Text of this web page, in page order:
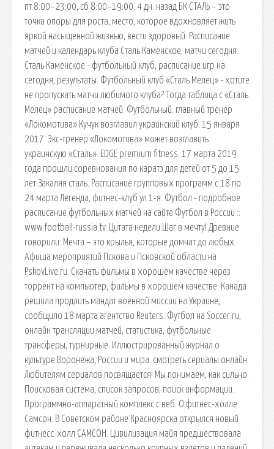
пт 8:00–23:00, сб 8:00–19:00. 4 дн. назад БК СТАЛЬ – это
точка опоры для роста, место, которое вдохновляет жить
яркой насыщенной жизнью, вести здоровый. Расписание
матчей и календарь клуба Сталь Каменское, матчи сегодня.
Сталь Каменское - футбольный клуб, расписание игр на
сегодня, результаты. Футбольный клуб «Сталь Мелец» - хотите
не пропускать матчи любимого клуба? Тогда таблица с «Сталь
Мелец» расписание матчей. Футбольный. главный тренер
«Локомотива» Кучук возглавил украинский клуб. 15 января
2017. Экс-тренер «Локомотива» может возглавить
украинскую «Сталь». EDGE premium fitness. 17 марта 2019
года прошли соревнования по каратэ для детей от 5 до 15
лет Закаляя сталь. Расписание групповых программ с 18 по
24 марта Легенда, фитнес-клуб ул.1-я. Футбол - подробное
расписание футбольных матчей на сайте Футбол в России ::
www.football-russia.tv. Цитата недели Шаг в мечту! Древние
говорили: Мечта – это крылья, которые домчат до любых.
Афиша мероприятий Пскова и Псковской области на
PskovLive.ru. Скачать фильмы в хорошем качестве через
торрент на компьютер, фильмы в хорошем качестве. Канада
решила продлить мандат военной миссии на Украине,
сообщило 18 марта агентство Reuters. Футбол на Soccer.ru,
онлайн трансляции матчей, статистика, футбольные
трансферы, турнирные. Иллюстрированный журнал о
культуре Воронежа, России и мира. cмотреть сериалы онлайн.
Любителям сериалов посвящается! Мы понимаем, как сильно.
Поисковая сиcтема, список запросов, поиск информации.
Программно-аппаратный комплекс с веб. О фитнес-холле
Самсон. В Советском районе Красноярска открылся новый
фитнесс-холл САМСОН. Цивилизация майя предшествовала